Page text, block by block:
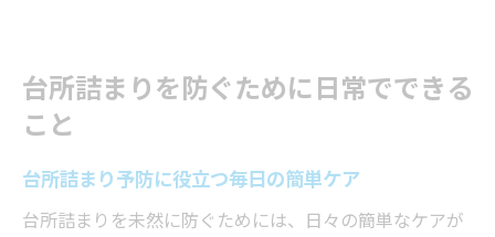
台所詰まりを防ぐために日常でできる
こと
台所詰まり予防に役立つ毎日の簡単ケア
台所詰まりを未然に防ぐためには、日々の簡単なケアが